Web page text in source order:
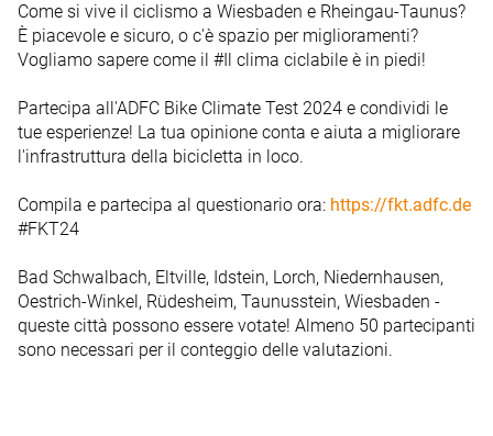
Come si vive il ciclismo a Wiesbaden e Rheingau-Taunus?
È piacevole e sicuro, o c'è spazio per miglioramenti?
Vogliamo sapere come il #Il clima ciclabile è in piedi!
Partecipa all'ADFC Bike Climate Test 2024 e condividi le
tue esperienze! La tua opinione conta e aiuta a migliorare
l'infrastruttura della bicicletta in loco.
Compila e partecipa al questionario ora: https://fkt.adfc.de
#FKT24
Bad Schwalbach, Eltville, Idstein, Lorch, Niedernhausen,
Oestrich-Winkel, Rüdesheim, Taunusstein, Wiesbaden -
queste città possono essere votate! Almeno 50 partecipanti
sono necessari per il conteggio delle valutazioni.